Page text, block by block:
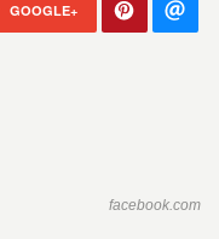
GOOGLE+
facebook.com